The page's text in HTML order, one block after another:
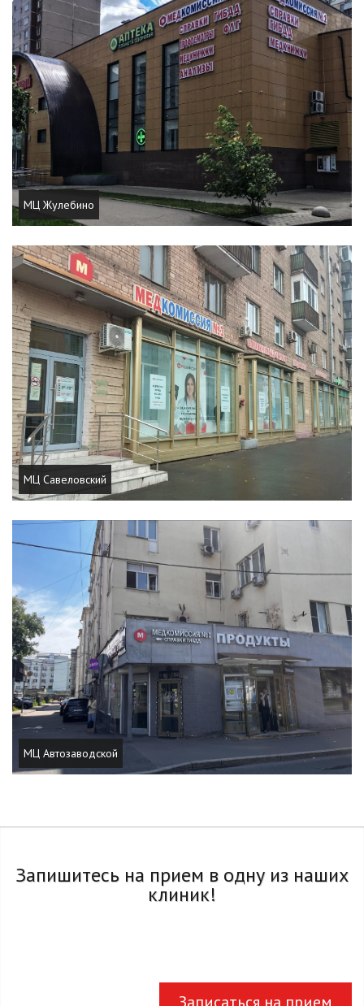
МЦ Жулебино
МЦ Савеловский
МЦ Автозаводской
Запишитесь на прием в одну из наших
клиник!